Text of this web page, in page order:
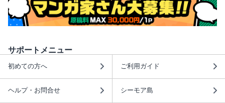
サポートメニュー
初めての方へ ご利用ガイド
ヘルプ・お問合せ シーモア島